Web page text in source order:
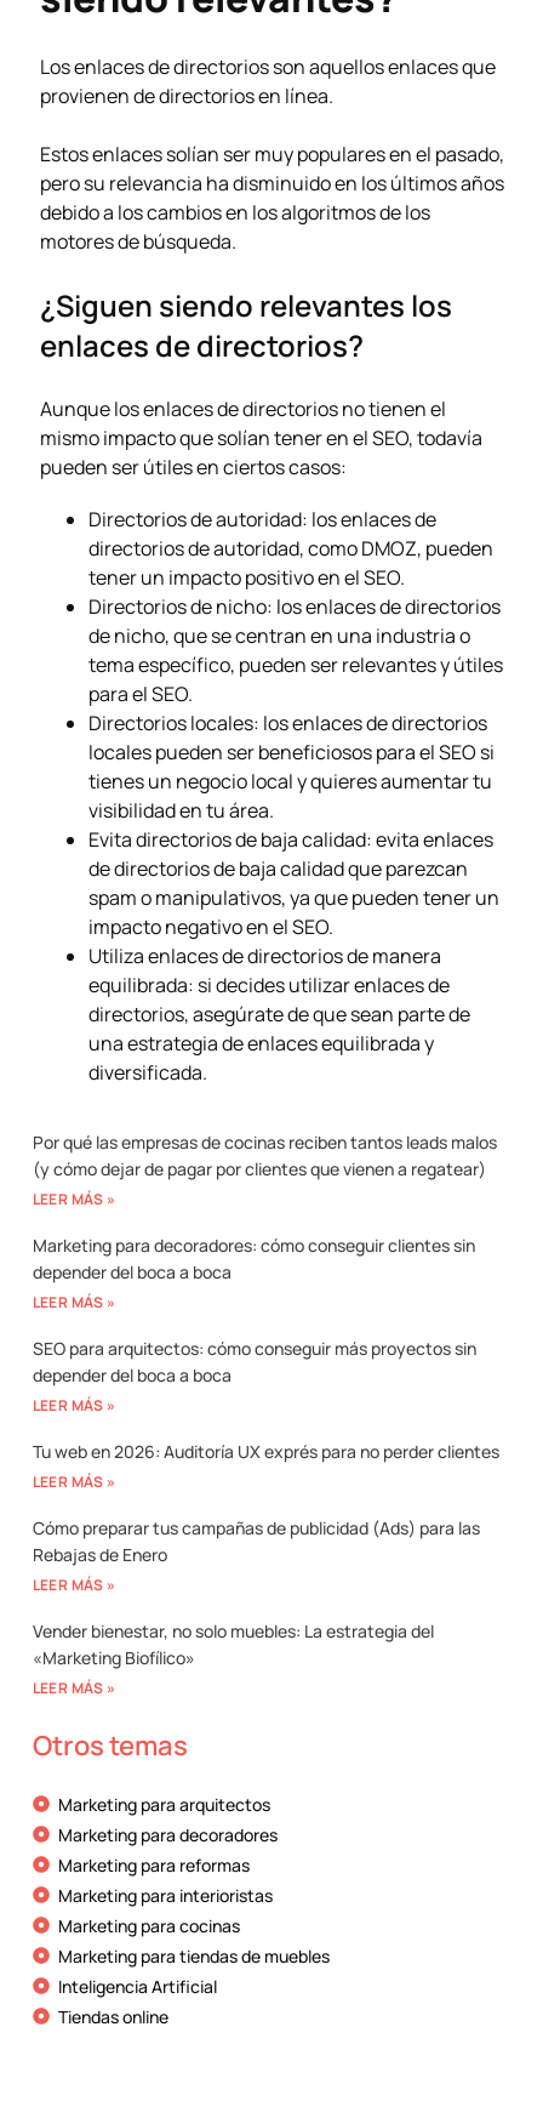
Los enlaces de directorios son aquellos enlaces que
provienen de directorios en línea.
Estos enlaces solían ser muy populares en el pasado,
pero su relevancia ha disminuido en los últimos años
debido a los cambios en los algoritmos de los
motores de búsqueda.
¿Siguen siendo relevantes los
enlaces de directorios?
Aunque los enlaces de directorios no tienen el
mismo impacto que solían tener en el SEO, todavía
pueden ser útiles en ciertos casos:
Directorios de autoridad: los enlaces de
directorios de autoridad, como DMOZ, pueden
tener un impacto positivo en el SEO.
Directorios de nicho: los enlaces de directorios
de nicho, que se centran en una industria o
tema específico, pueden ser relevantes y útiles
para el SEO.
Directorios locales: los enlaces de directorios
locales pueden ser beneficiosos para el SEO si
tienes un negocio local y quieres aumentar tu
visibilidad en tu área.
Evita directorios de baja calidad: evita enlaces
de directorios de baja calidad que parezcan
spam o manipulativos, ya que pueden tener un
impacto negativo en el SEO.
Utiliza enlaces de directorios de manera
equilibrada: si decides utilizar enlaces de
directorios, asegúrate de que sean parte de
una estrategia de enlaces equilibrada y
diversificada.
Por qué las empresas de cocinas reciben tantos leads malos
(y cómo dejar de pagar por clientes que vienen a regatear)
LEER MÁS »
Marketing para decoradores: cómo conseguir clientes sin
depender del boca a boca
LEER MÁS »
SEO para arquitectos: cómo conseguir más proyectos sin
depender del boca a boca
LEER MÁS »
Tu web en 2026: Auditoría UX exprés para no perder clientes
LEER MÁS »
Cómo preparar tus campañas de publicidad (Ads) para las
Rebajas de Enero
LEER MÁS »
Vender bienestar, no solo muebles: La estrategia del
«Marketing Biofílico»
LEER MÁS »
Otros temas
Marketing para arquitectos
Marketing para decoradores
Marketing para reformas
Marketing para interioristas
Marketing para cocinas
Marketing para tiendas de muebles
Inteligencia Artificial
Tiendas online